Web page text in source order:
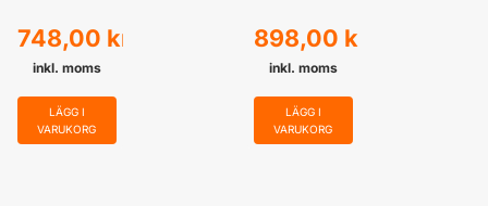
748,00 kr
inkl. moms
LÄGG I
VARUKORG
898,00 kr
inkl. moms
LÄGG I
VARUKORG